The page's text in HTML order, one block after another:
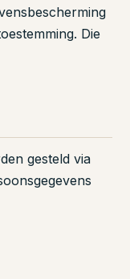
Die
gesteld via